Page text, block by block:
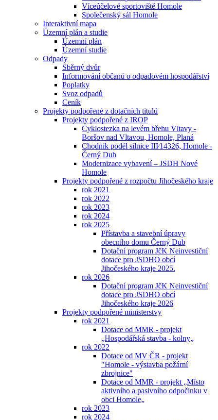
Víceúčelové sportoviště Homole
Společenský sál Homole
Interaktivní mapa
Územní plán a studie
Územní plán
Územní studie
Odpady
Sběrný dvůr
Informování občanů o odpadovém hospodářství
Poplatky
Svoz odpadů
Ceník
Projekty podpořené z dotačních titulů
Projekty podpořené z IROP
Cyklostezka na levém břehu Vltavy -
Boršov nad Vltavou, Homole, Planá
Chodník podél silnice III⁄14326, Homole -
Černý Dub
Modernizace vybavení – JSDH Nové
Homole
Projekty podpořené z rozpočtu Jihočeského kraje
rok 2021
rok 2022
rok 2023
rok 2024
rok 2025
Přístavba a stavební úpravy
obecního domu Černý Dub
Dotační program JčK Neinvestiční
dotace pro JSDHO obcí
Jihočeského kraje 2025.
rok 2026
Dotační program JčK Neinvestiční
dotace pro JSDHO obcí
Jihočeského kraje 2026
Projekty podpořené ministerstvy
rok 2021
Dotace od MMR - projekt
„Hospodářská stavba - kolny„
rok 2022
Dotace od MV ČR - projekt
"Homole - výstavba požární
zbrojnice"
Dotace od MMR - projekt „Místo
aktivního a pasivního odpočinku v
obci Homole„
rok 2023
rok 2024